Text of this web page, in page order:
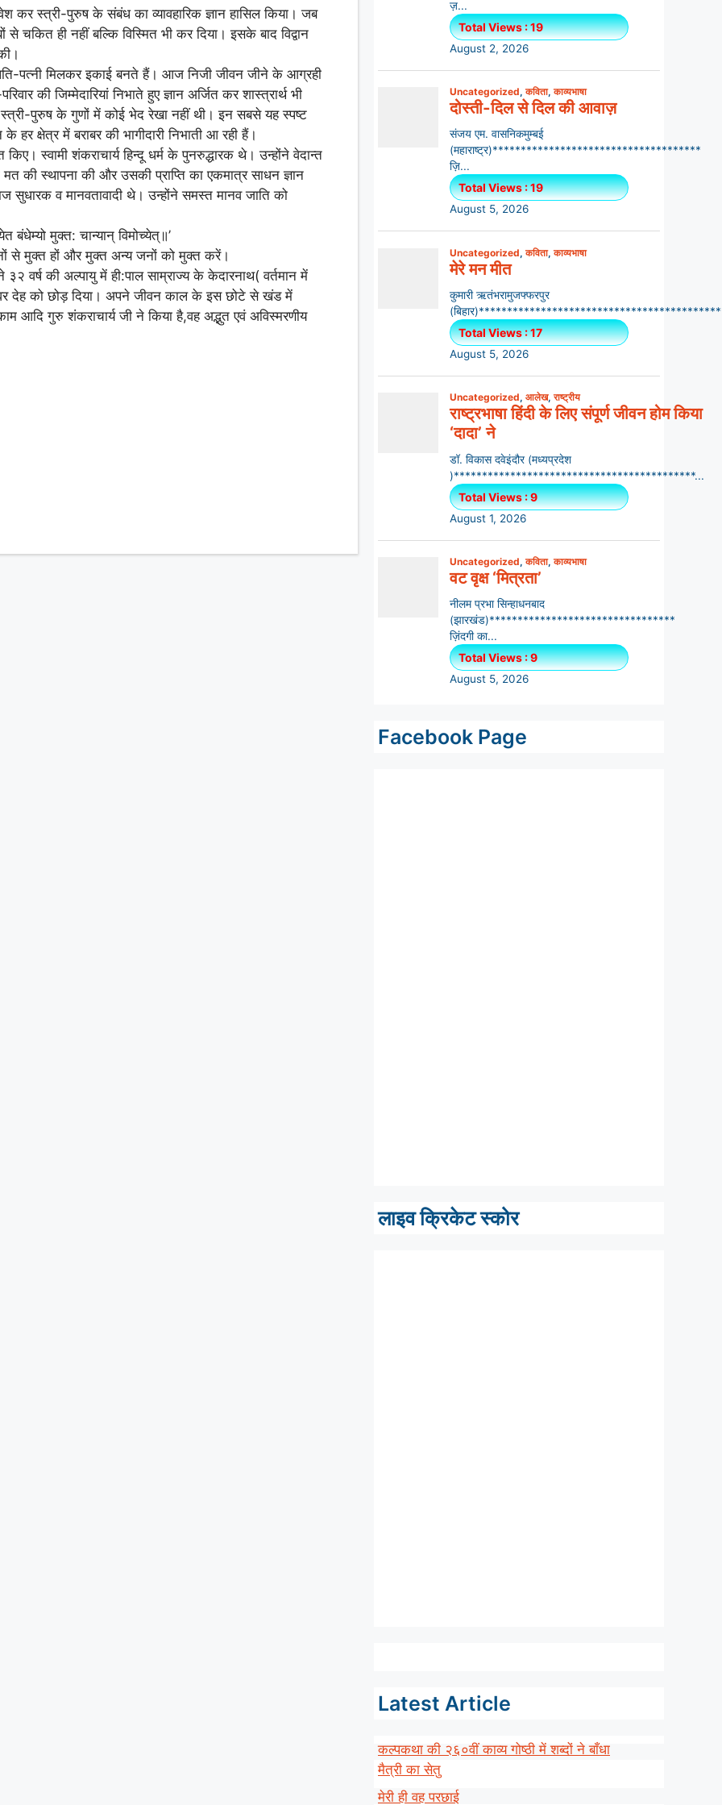
कर स्त्री-पुरुष के संबंध का व्यावहारिक ज्ञान हासिल किया। जब
चकित ही नहीं बल्कि विस्मित भी कर दिया। इसके बाद विद्वान
पत्नी मिलकर इकाई बनते हैं। आज निजी जीवन जीने के आग्रही
की जिम्मेदारियां निभाते हुए ज्ञान अर्जित कर शास्त्रार्थ भी
पुरुष के गुणों में कोई भेद रेखा नहीं थी। इन सबसे यह स्पष्ट
हर क्षेत्र में बराबर की भागीदारी निभाती आ रही हैं।
स्वामी शंकराचार्य हिन्दू धर्म के पुनरुद्धारक थे। उन्होंने वेदान्त
की स्थापना की और उसकी प्राप्ति का एकमात्र साधन ज्ञान
सुधारक व मानवतावादी थे। उन्होंने समस्त मानव जाति को
बंधेम्यो मुक्त: चान्यान् विमोच्येत्॥’
से मुक्त हों और मुक्त अन्य जनों को मुक्त करें।
वर्ष की अल्पायु में ही:पाल साम्राज्य के केदारनाथ( वर्तमान में
देह को छोड़ दिया। अपने जीवन काल के इस छोटे से खंड में
आदि गुरु शंकराचार्य जी ने किया है,वह अद्भुत एवं अविस्मरणीय
Facebook Page
लाइव क्रिकेट स्कोर
Latest Article
कल्पकथा की २६०वीं काव्य गोष्ठी में शब्दों ने बाँधा
मैत्री का सेतु
मेरी ही वह परछाई